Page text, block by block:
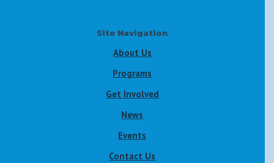
Site Navigation
About Us
Programs
Get Involved
News
Events
Contact Us